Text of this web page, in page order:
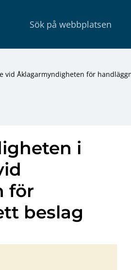
vid Åklagarmyndigheten för
i
för
beslag